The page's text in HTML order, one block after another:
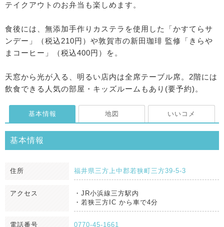
テイクアウトのお弁当も楽しめます。
食後には、無添加手作りカステラを使用した「かすてらサ
ンデー」（税込210円）や敦賀市の新田珈琲 監修「きらや
まコーヒー」（税込400円）を。
天窓から光が入る、明るい店内は全席テーブル席。2階には
飲食できる人気の部屋・キッズルームもあり(要予約)。
基本情報 地図 いいコメ
基本情報
住所 福井県三方上中郡若狭町三方39-5-3
アクセス
・JR小浜線三方駅内
・若狭三方IC から車で4分
電話番号 0770-45-1661